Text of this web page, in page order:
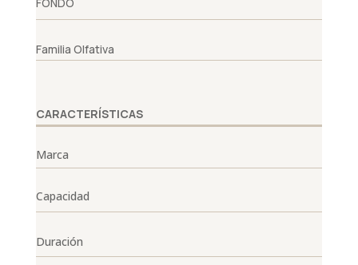
FONDO
Familia Olfativa
CARACTERÍSTICAS
Marca
Capacidad
Duración